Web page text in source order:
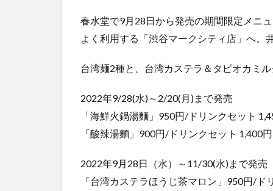
春水堂で9月28日から発売の期間限定メニ
よく利用する「渋谷マークシティ店」へ
台湾麺2種と、台湾カステラ＆タピオカミ
2022年9/28(水)～2/20(月)まで発売
「海鮮火鍋湯麵」950円/ドリンクセット
「酸辣湯麵」900円/ドリンクセット 1,400円
2022年9月28日（水）～11/30(水)まで発売
「台湾カステラほうじ茶マロン」950円/ド